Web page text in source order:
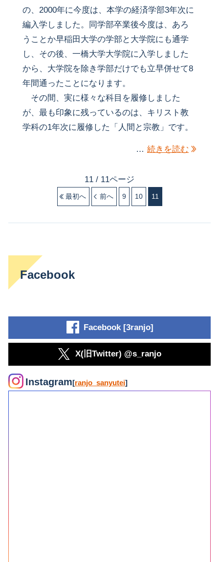
の、2000年に今度は、本学の経済学部3年次に
編入学しました。同学部卒業後今度は、あろ
うことか早稲田大学の学部と大学院にも通学
し、その後、一橋大学大学院に入学しました
から、大学院を除き学部だけでも立早併せて8
年間通ったことになります。
その間、実に様々な科目を履修しました
が、最も印象に残っているのは、キリスト教
学科の1年次に履修した「人間と宗教」です。
… 続きを読む
11 / 11ページ
最初へ 前へ 9 10 11
Facebook
Facebook [3ranjo]
X(旧Twitter) @s_ranjo
Instagram[ranjo_sanyutei]